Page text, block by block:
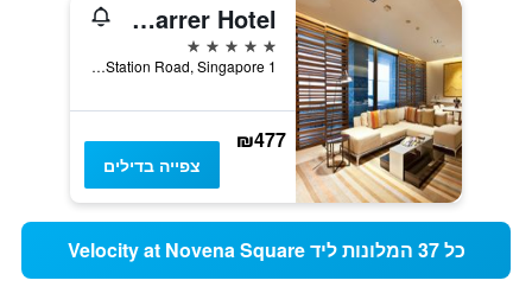
One Farrer Hotel
5 כוכבים
1 Farrer Park Station Road, Singapore, סינגפור
₪477
צפייה בדילים
כל 37 המלונות ליד Velocity at Novena Square